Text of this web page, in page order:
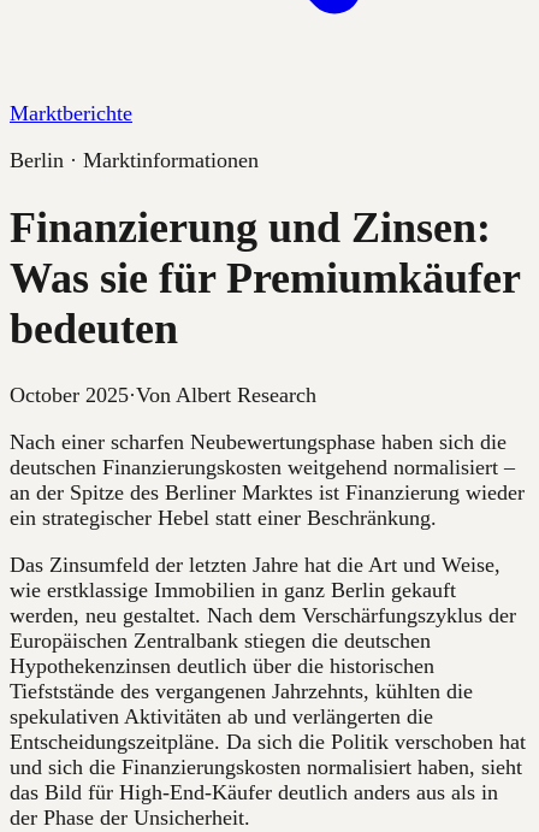
Marktberichte
Berlin · Marktinformationen
Finanzierung und Zinsen:
Was sie für Premiumkäufer
bedeuten
October 2025·Von Albert Research
Nach einer scharfen Neubewertungsphase haben sich die
deutschen Finanzierungskosten weitgehend normalisiert –
an der Spitze des Berliner Marktes ist Finanzierung wieder
ein strategischer Hebel statt einer Beschränkung.
Das Zinsumfeld der letzten Jahre hat die Art und Weise,
wie erstklassige Immobilien in ganz Berlin gekauft
werden, neu gestaltet. Nach dem Verschärfungszyklus der
Europäischen Zentralbank stiegen die deutschen
Hypothekenzinsen deutlich über die historischen
Tiefststände des vergangenen Jahrzehnts, kühlten die
spekulativen Aktivitäten ab und verlängerten die
Entscheidungszeitpläne. Da sich die Politik verschoben hat
und sich die Finanzierungskosten normalisiert haben, sieht
das Bild für High-End-Käufer deutlich anders aus als in
der Phase der Unsicherheit.